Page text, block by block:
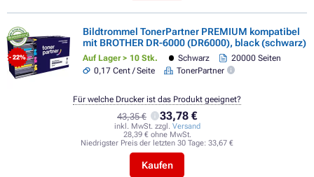
- 22%
Bildtrommel TonerPartner PREMIUM kompatibel
mit BROTHER DR-6000 (DR6000), black (schwarz)
Auf Lager > 10 Stk. Schwarz
20000 Seiten
0,17 Cent / Seite
TonerPartner
43,35 € 33,78 €
inkl. MwSt. zzgl. Versand
28,39 € ohne MwSt.
Niedrigster Preis der letzten 30 Tage: 33,67 €
Kaufen
Für welche Drucker ist das Produkt geeignet?